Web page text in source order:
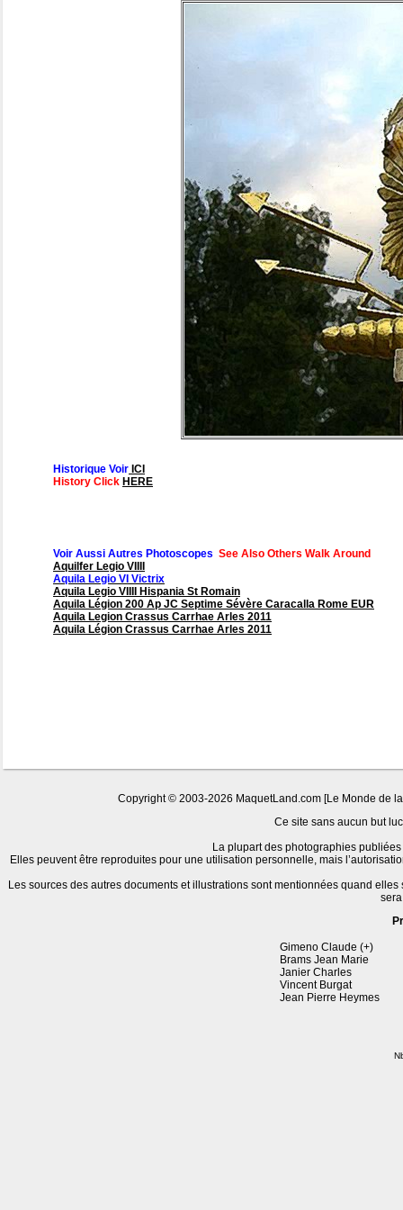
Historique Voir ICI
History Click HERE
Voir Aussi Autres Photoscopes See Also Others Walk Around
Aquilfer Legio VIIII
Aquila Legio VI Victrix
Aquila Legio VIIII Hispania St Romain
Aquila Légion 200 Ap JC Septime Sévère Caracalla Rome EUR
Aquila Legion Crassus Carrhae Arles 2011
Aquila Légion Crassus Carrhae Arles 2011
Copyright © 2003-2026 MaquetLand.com [Le Monde de
Ce site sans aucun but
La plupart des photographies
Elles peuvent être reproduites pour une utilisation personnelle, mais
Les sources des autres documents et illustrations sont mentionnées quand
Gimeno Claude (+)
Brams Jean Marie
Janier Charles
Vincent Burgat
Jean Pierre Heymes